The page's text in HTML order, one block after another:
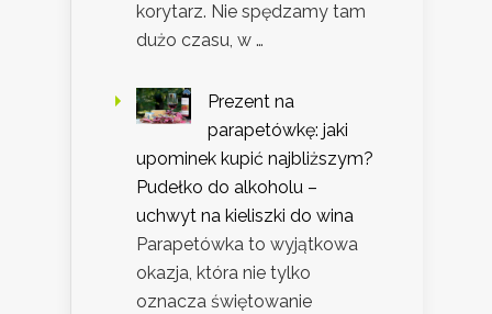
korytarz. Nie spędzamy tam
dużo czasu, w …
Prezent na
parapetówkę: jaki
upominek kupić najbliższym?
Pudełko do alkoholu –
uchwyt na kieliszki do wina
Parapetówka to wyjątkowa
okazja, która nie tylko
oznacza świętowanie